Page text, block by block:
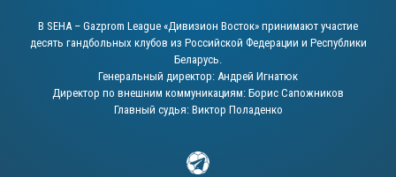
В SEHA – Gazprom League «Дивизион Восток» принимают участие
десять гандбольных клубов из Российской Федерации и Республики
Беларусь.
Генеральный директор: Андрей Игнатюк
Директор по внешним коммуникациям: Борис Сапожников
Главный судья: Виктор Поладенко